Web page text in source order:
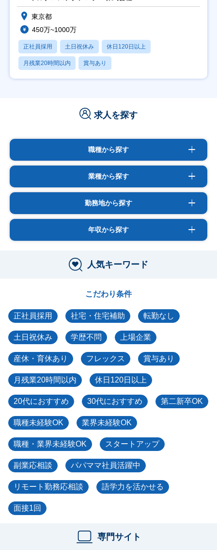
東京都
450万~1000万
正社員採用 土日祝休み 休日120日以上
月残業20時間以内 賞与あり
求人を探す
職種から探す
業種から探す
勤務地から探す
年収から探す
人気キーワード
こだわり条件
正社員採用 社宅・住宅補助 転勤なし
土日祝休み 学歴不問 上場企業
産休・育休あり フレックス 賞与あり
月残業20時間以内 休日120日以上
20代におすすめ 30代におすすめ 第二新卒OK
職種未経験OK 業界未経験OK
職種・業界未経験OK スタートアップ
副業応相談 パパママ社員活躍中
リモート勤務応相談 語学力を活かせる
面接1回
専門サイト